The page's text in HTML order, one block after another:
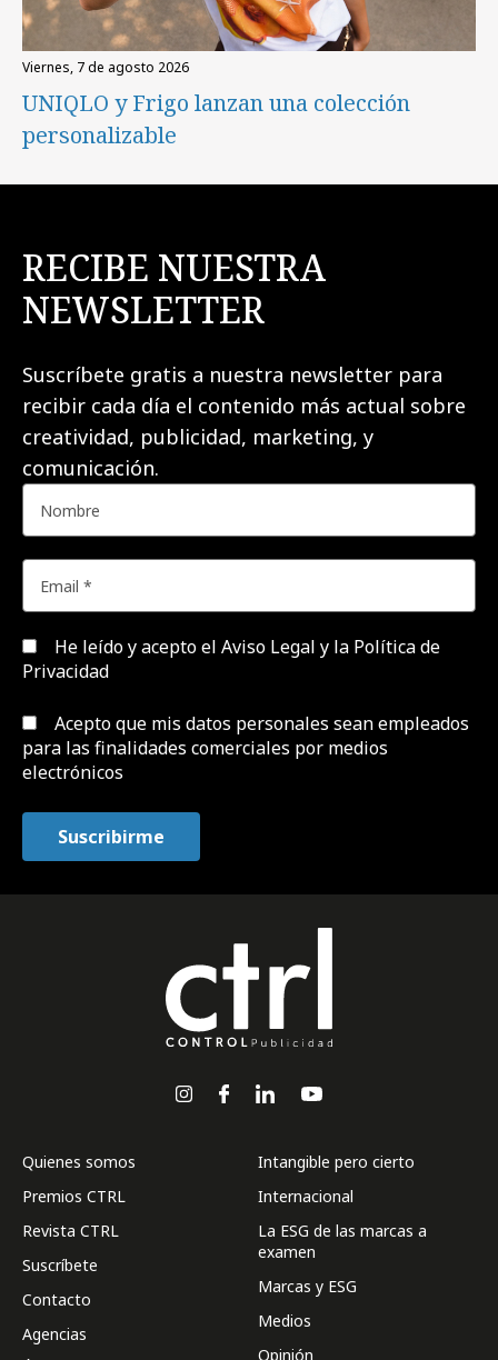
viernes, 7 de agosto 2026
UNIQLO y Frigo lanzan una colección
personalizable
RECIBE NUESTRA
NEWSLETTER
Suscríbete gratis a nuestra newsletter para
recibir cada día el contenido más actual sobre
creatividad, publicidad, marketing, y
comunicación.
He leído y acepto el Aviso Legal y la Política de
Privacidad
Acepto que mis datos personales sean empleados
para las finalidades comerciales por medios
electrónicos
Quienes somos
Premios CTRL
Revista CTRL
Suscríbete
Contacto
Agencias
Intangible pero cierto
Internacional
La ESG de las marcas a
examen
Marcas y ESG
Medios
Opinión